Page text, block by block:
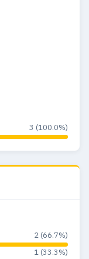
3 (100.0%)
2 (66.7%)
1 (33.3%)